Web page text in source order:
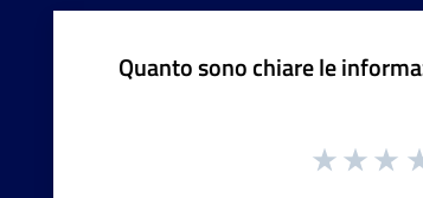
Quanto sono chiare le